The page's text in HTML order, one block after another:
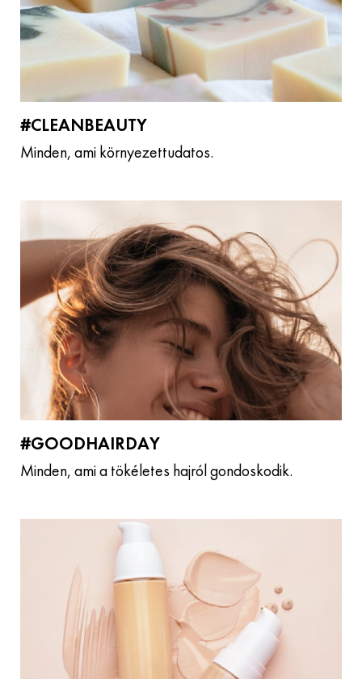
#CLEANBEAUTY
Minden, ami környezettudatos.
#GOODHAIRDAY
Minden, ami a tökéletes hajról gondoskodik.